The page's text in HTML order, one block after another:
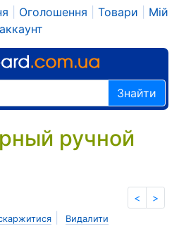
Оголошення Товари
Мій
аккаунт
Знайти
ручной
< >
Видалити